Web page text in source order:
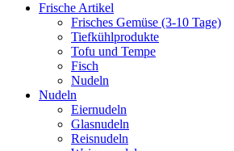
Frische Artikel
Frisches Gemüse (3-10 Tage)
Tiefkühlprodukte
Tofu und Tempe
Fisch
Nudeln
Nudeln
Eiernudeln
Glasnudeln
Reisnudeln